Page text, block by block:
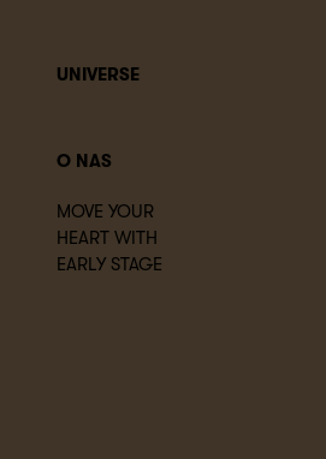
UNIVERSE
O NAS
MOVE YOUR
HEART WITH
EARLY STAGE